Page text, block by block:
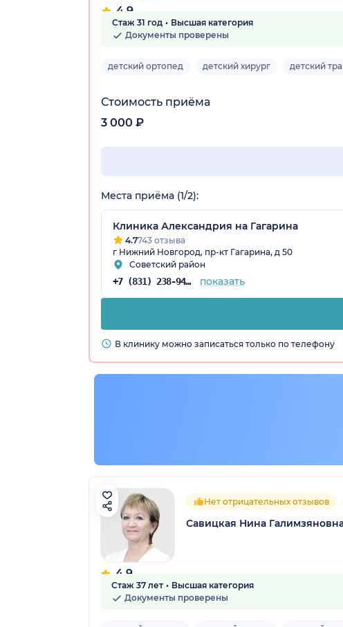
4.9
40 отзывов
Стаж 31 год
Высшая категория
Документы проверены
детский ортопед детский хирург детский
Стоимость приёма
3 000 ₽
Места приёма (1/2):
Клиника Александрия на Гагарина
4.7743 отзыва
г Нижний Новгород, пр-кт Гагарина, д 50
Советский район
+7 (831) 238-94-87 показать
В клинику можно записаться только по телефону
4.9
10 отзывов
Нет отрицательных отзывов
Савицкая Нина
Стаж 37 лет
Высшая категория
Документы проверены